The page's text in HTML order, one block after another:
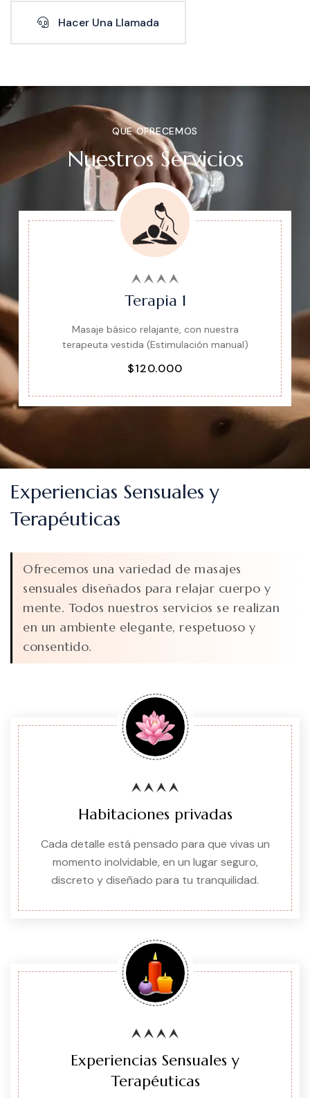
Hacer Una Llamada
QUE OFRECEMOS
Nuestros Servicios
Terapia 1
Masaje básico relajante, con nuestra
terapeuta vestida (Estimulación manual)
$120.000
Experiencias Sensuales y
Terapéuticas
Ofrecemos una variedad de masajes
sensuales diseñados para relajar cuerpo y
mente. Todos nuestros servicios se realizan
en un ambiente elegante, respetuoso y
consentido.
Habitaciones privadas
Cada detalle está pensado para que vivas un
momento inolvidable, en un lugar seguro,
discreto y diseñado para tu tranquilidad.
Experiencias Sensuales y
Terapéuticas